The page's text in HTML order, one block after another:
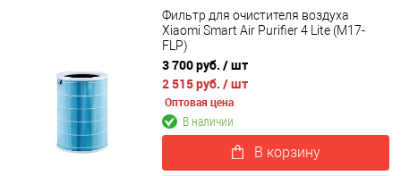
Фильтр для очистителя воздуха
Xiaomi Smart Air Purifier 4 Lite (M17-
FLP)
3 700 руб. / шт
2 515 руб. / шт
Оптовая цена
В наличии
В корзину